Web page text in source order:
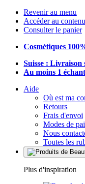
Revenir au menu
Accéder au contenu
Consulter le panier
Cosmétiques
Suisse :
Au moins 1
Aide
Où est ma
Retours
Frais d'envoi
Modes de
Nous
Toutes les
Plus d'inspiration